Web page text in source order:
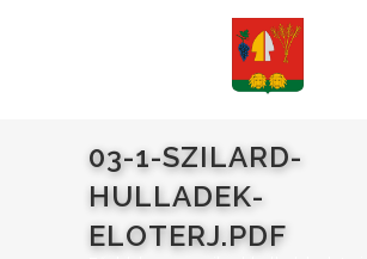
03-1-SZILARD-
HULLADEK-
ELOTERJ.PDF